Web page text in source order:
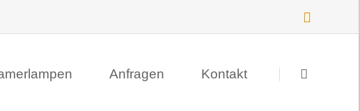
überspringen
Anfragen Kontakt